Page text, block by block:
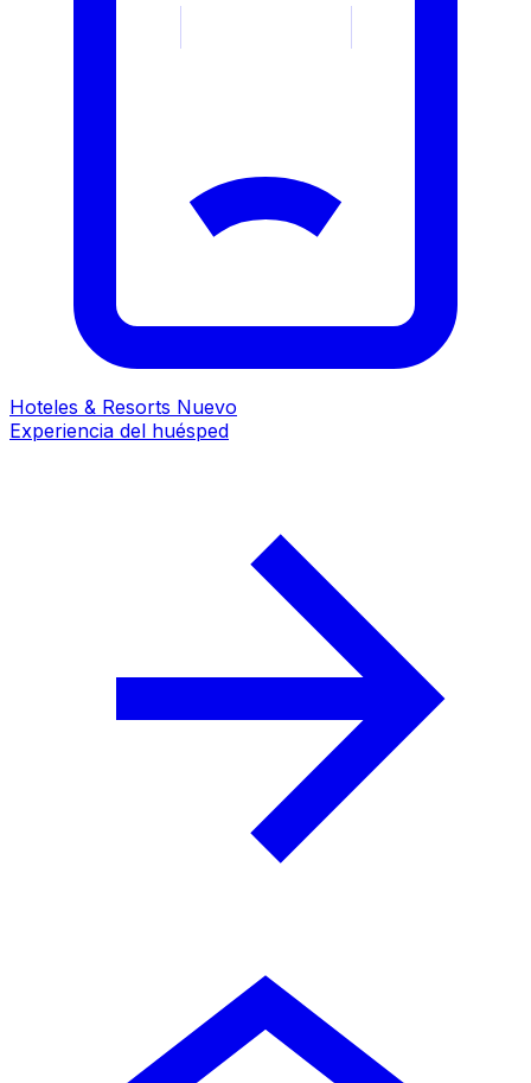
Hoteles & Resorts Nuevo
Experiencia del huésped